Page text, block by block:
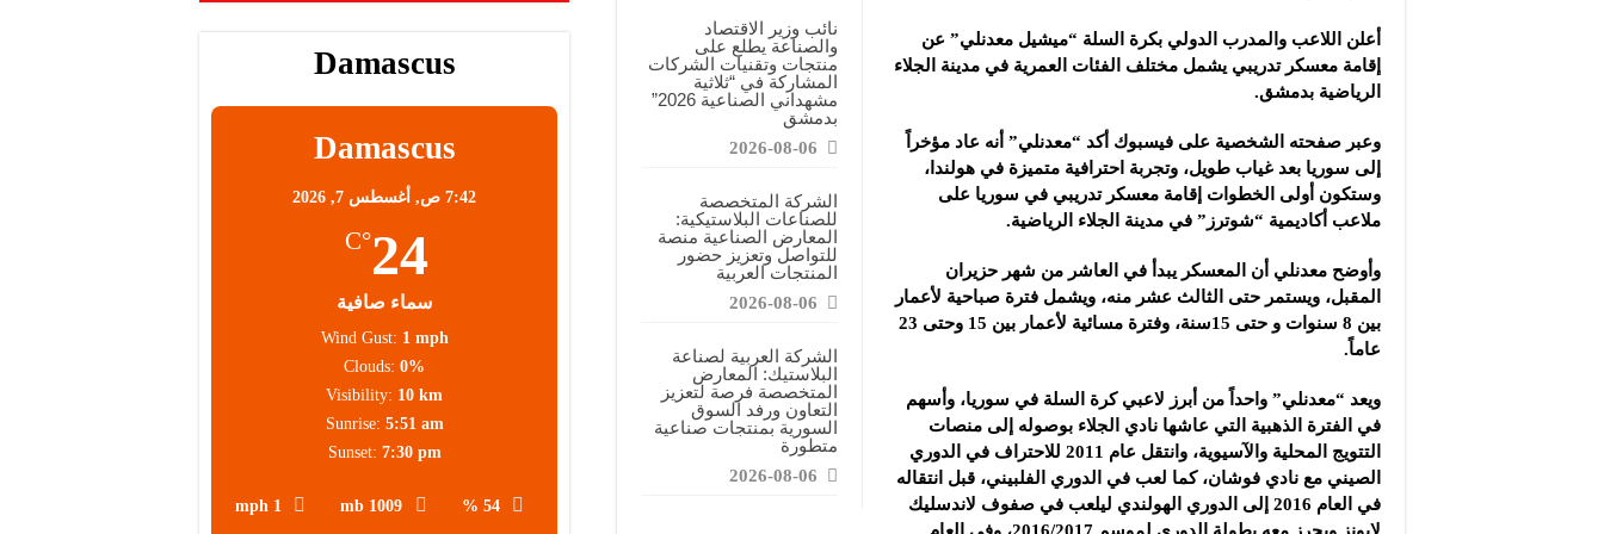
شركة “كاربوباتش”: المعرض منصة لتعزيز الشراكات ودعم الصناعات البلاستيكية السورية
شركة “جالكسي أوتوميشن”: المعارض المتخصصة تساهم في دعم الصناعة السورية وتعزيز حضور المنتجات المحلية
نائب وزير الاقتصاد
والصناعة يطلع على
منتجات وتقنيات الشركات
المشاركة في “ثلاثية
مشهداني الصناعية 2026”
بدمشق
2026-08-06
الشركة المتخصصة
للصناعات البلاستيكية:
المعارض الصناعية منصة
للتواصل وتعزيز حضور
المنتجات العربية
2026-08-06
الشركة العربية لصناعة
البلاستيك: المعارض
المتخصصة فرصة لتعزيز
التعاون ورفد السوق
السورية بمنتجات صناعية
متطورة
2026-08-06
أعلن اللاعب والمدرب الدولي بكرة السلة “ميشيل معدنلي” عن
إقامة معسكر تدريبي يشمل مختلف الفئات العمرية في مدينة الجلاء
الرياضية بدمشق.
وعبر صفحته الشخصية على فيسبوك أكد “معدنلي” أنه عاد مؤخراً
إلى سوريا بعد غياب طويل، وتجربة احترافية متميزة في هولندا،
وستكون أولى الخطوات إقامة معسكر تدريبي في سوريا على
ملاعب أكاديمية “شوترز” في مدينة الجلاء الرياضية.
وأوضح معدنلي أن المعسكر يبدأ في العاشر من شهر حزيران
المقبل، ويستمر حتى الثالث عشر منه، ويشمل فترة صباحية لأعمار
بين 8 سنوات و حتى 15سنة، وفترة مسائية لأعمار بين 15 وحتى 23
عاماً.
ويعد “معدنلي” واحداً من أبرز لاعبي كرة السلة في سوريا، وأسهم
في الفترة الذهبية التي عاشها نادي الجلاء بوصوله إلى منصات
التتويج المحلية والآسيوية، وانتقل عام 2011 للاحتراف في الدوري
الصيني مع نادي فوشان، كما لعب في الدوري الفلبيني، قبل انتقاله
في العام 2016 إلى الدوري الهولندي ليلعب في صفوف لاندسليك
Damascus
Damascus
7:42 ص, أغسطس 7, 2026
24
°C
سماء صافية
54 %
1009 mb
1 mph
Wind Gust: 1 mph
Clouds: 0%
Visibility: 10 km
Sunrise: 5:51 am
Sunset: 7:30 pm